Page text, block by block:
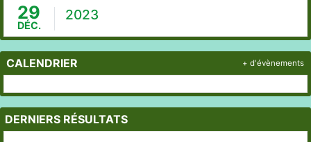
29
DÉC.
2023
CALENDRIER + d'évènements
DERNIERS RÉSULTATS